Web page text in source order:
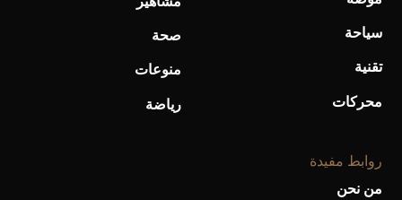
سياحة
تقنية
محركات
صحة
منوعات
رياضة
روابط مفيدة
من نحن